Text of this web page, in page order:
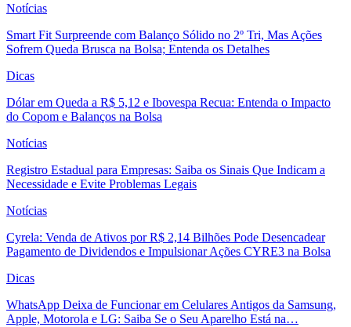
Notícias
Smart Fit Surpreende com Balanço Sólido no 2º Tri, Mas Ações
Sofrem Queda Brusca na Bolsa; Entenda os Detalhes
Dicas
Dólar em Queda a R$ 5,12 e Ibovespa Recua: Entenda o Impacto
do Copom e Balanços na Bolsa
Notícias
Registro Estadual para Empresas: Saiba os Sinais Que Indicam a
Necessidade e Evite Problemas Legais
Notícias
Cyrela: Venda de Ativos por R$ 2,14 Bilhões Pode Desencadear
Pagamento de Dividendos e Impulsionar Ações CYRE3 na Bolsa
Dicas
WhatsApp Deixa de Funcionar em Celulares Antigos da Samsung,
Apple, Motorola e LG: Saiba Se o Seu Aparelho Está na…